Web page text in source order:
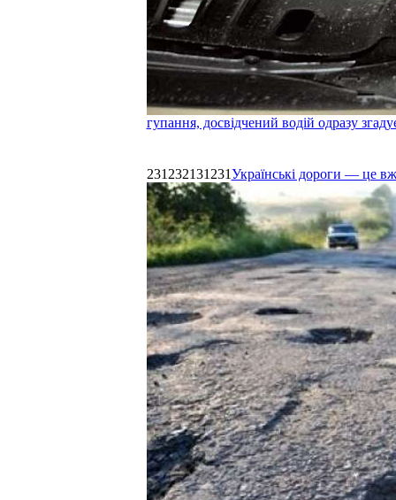
гупання, досвідчений водій одразу
231232131231Українські дороги — це